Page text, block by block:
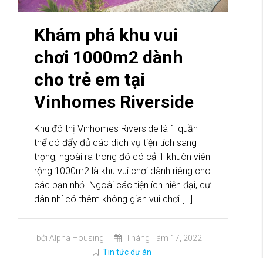
Khám phá khu vui
chơi 1000m2 dành
cho trẻ em tại
Vinhomes Riverside
Khu đô thị Vinhomes Riverside là 1 quần
thể có đẩy đủ các dịch vụ tiện tích sang
trọng, ngoài ra trong đó có cả 1 khuôn viên
rộng 1000m2 là khu vui chơi dành riêng cho
các bạn nhỏ. Ngoài các tiện ích hiện đại, cư
dân nhí có thêm không gian vui chơi […]
bởi Alpha Housing
Tháng Tám 17, 2022
Tin tức dự án